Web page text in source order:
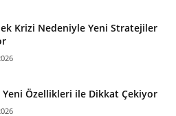
Krizi Nedeniyle Yeni Stratejiler
Yeni Özellikleri ile Dikkat Çekiyor